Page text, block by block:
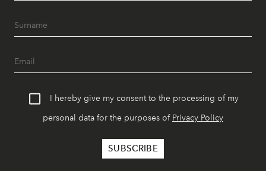
I hereby give my consent to the processing of my
personal data for the purposes of Privacy Policy